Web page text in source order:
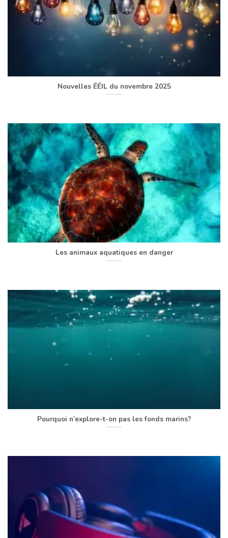
Nouvelles ÉÉIL du novembre 2025
Les animaux aquatiques en danger
Pourquoi n’explore-t-on pas les fonds marins?